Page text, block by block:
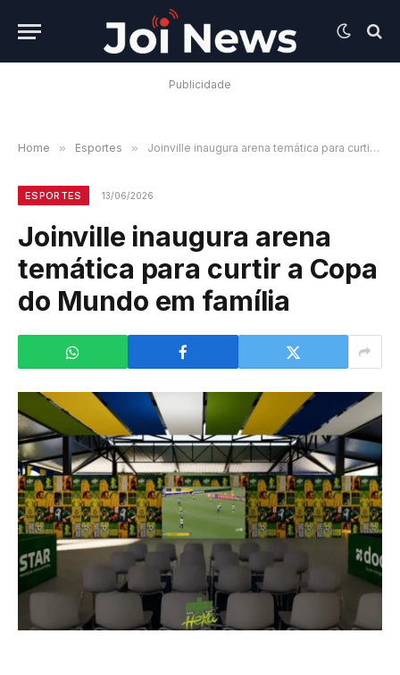
Publicidade
Home » Esportes » Joinville inaugura arena temática para curtir a Copa do Mundo em família
ESPORTES 13/06/2026
Joinville inaugura arena
temática para curtir a Copa
do Mundo em família